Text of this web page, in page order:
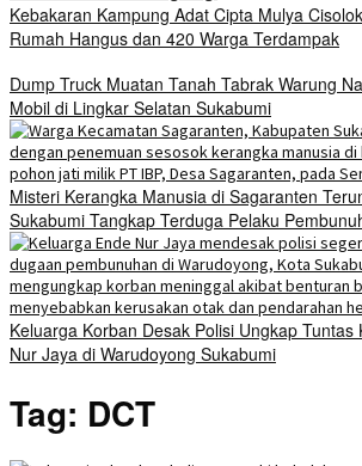
Kebakaran Kampung Adat Cipta Mulya
Rumah Hangus dan 420 Warga Terdampak
Dump Truck Muatan Tanah Tabrak Warung
Mobil di Lingkar Selatan Sukabumi
Misteri Kerangka Manusia di Sagaranten
Sukabumi Tangkap Terduga Pelaku
Keluarga Korban Desak Polisi Ungkap Tuntas
Nur Jaya di Warudoyong Sukabumi
Tag: DCT